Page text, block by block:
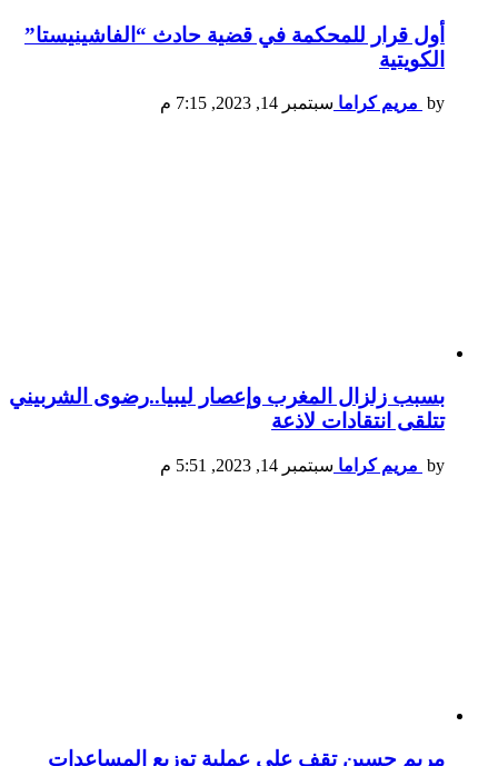
أول قرار للمحكمة في قضية حادث “الفاشينيستا”
الكويتية
by مريم كراما سبتمبر 14, 2023, 7:15 م
بسبب زلزال المغرب وإعصار ليبيا..رضوى الشربيني
تتلقى انتقادات لاذعة
by مريم كراما سبتمبر 14, 2023, 5:51 م
مريم حسين تقف على عملية توزيع المساعدات